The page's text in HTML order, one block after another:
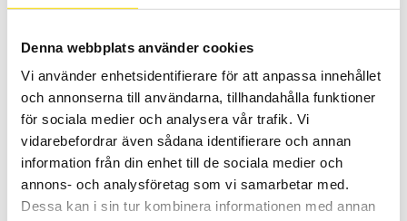
Denna webbplats använder cookies
Vi använder enhetsidentifierare för att anpassa innehållet
och annonserna till användarna, tillhandahålla funktioner
för sociala medier och analysera vår trafik. Vi
vidarebefordrar även sådana identifierare och annan
information från din enhet till de sociala medier och
annons- och analysföretag som vi samarbetar med.
Dessa kan i sin tur kombinera informationen med annan
5,690.00kr–8,025.00krPrisintervall:
8,025.00 kr
LÄS MER
MX355 & MX655 Strömtänger AC/DC